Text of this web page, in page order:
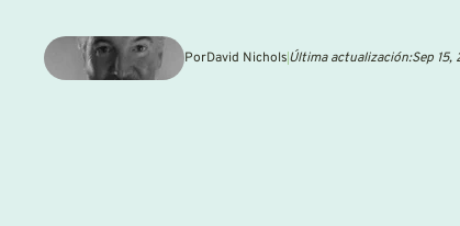
PorDavid NicholsÚltima actualización:Sep 15,